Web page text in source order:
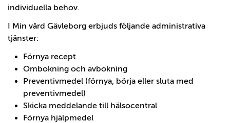
individuella behov.
I Min vård Gävleborg erbjuds följande administrativa
tjänster:
Förnya recept
Ombokning och avbokning
Preventivmedel (förnya, börja eller sluta med
preventivmedel)
Skicka meddelande till hälsocentral
Förnya hjälpmedel